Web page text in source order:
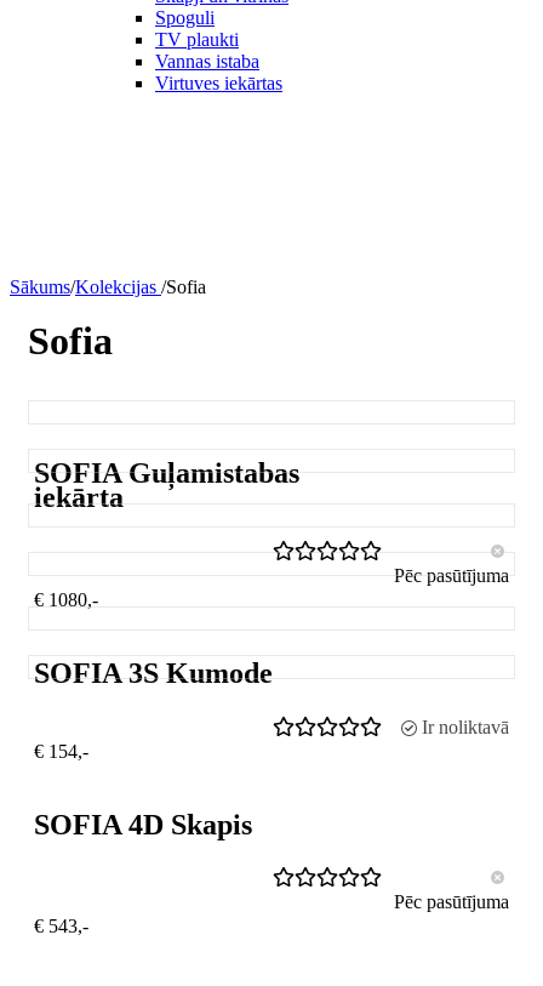
Spoguli
TV plaukti
Vannas istaba
Virtuves iekārtas
Sākums/Kolekcijas /Sofia
Sofia
SOFIA Guļamistabas
iekārta
Pēc pasūtījuma
€ 1080,-
SOFIA 3S Kumode
Ir noliktavā
€ 154,-
SOFIA 4D Skapis
Pēc pasūtījuma
€ 543,-